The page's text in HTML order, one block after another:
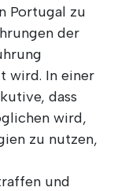
Portugal zu
der
wird. In einer
dass
wird,
zu nutzen,
und